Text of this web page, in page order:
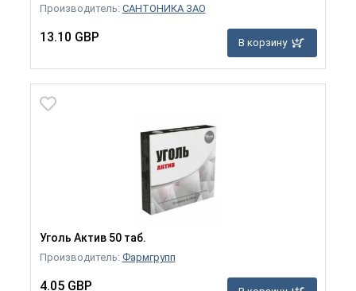
Производитель: САНТОНИКА ЗАО
13.10 GBP В корзину
Уголь Актив 50 таб.
Производитель: Фармгрупп
4.05 GBP